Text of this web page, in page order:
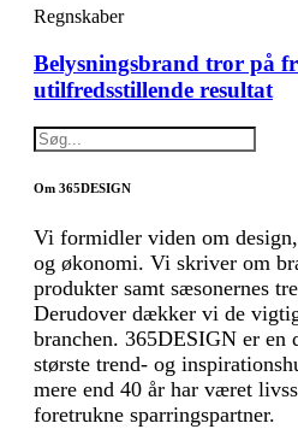
Regnskaber
Belysningsbrand tror på
utilfredsstillende resultat
Om 365DESIGN
Vi formidler viden om
og økonomi. Vi skriver om
produkter samt sæsonernes
Derudover dækker vi de
branchen. 365DESIGN er en
største trend- og
mere end 40 år har været
foretrukne sparringspartner.